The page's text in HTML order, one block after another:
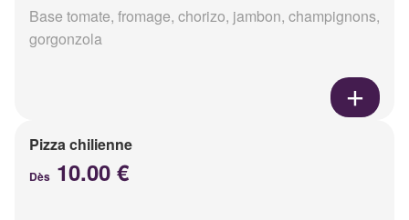
Base tomate, fromage, chorizo, jambon, champignons,
gorgonzola
Pizza chilienne
Dès 10.00 €